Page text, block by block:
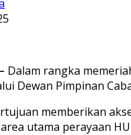
Dalam rangka
Dewan Pimpinan
memberikan
utama perayaan